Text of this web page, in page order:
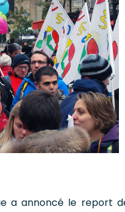
a annoncé le report